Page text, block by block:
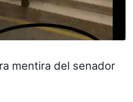
mentira del senador